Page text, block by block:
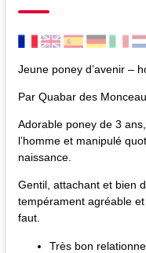
Jeune poney d’avenir –
Par Quabar des
Adorable poney de 3
l’homme et manipulé
naissance.
Gentil, attachant et bien
tempérament agréable
faut.
Très bon